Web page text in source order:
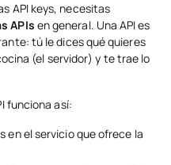
API keys, necesitas
APIs en general. Una API es
tú le dices qué quieres
(el servidor) y te trae lo
funciona así:
en el servicio que ofrece la